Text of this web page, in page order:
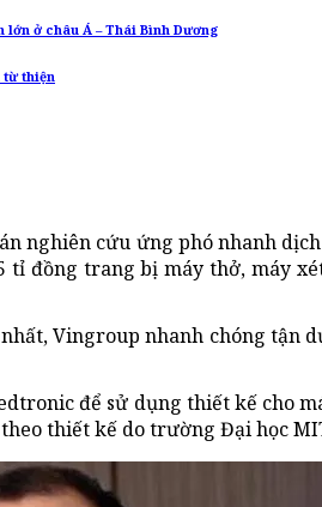
lớn ở châu Á – Thái Bình Dương
từ thiện
nghiên cứu ứng phó nhanh
đồng trang bị máy thở, máy
Vingroup nhanh chóng tận
để sử dụng thiết kế cho
thiết kế do trường Đại học